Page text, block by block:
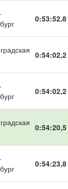
0:53:52,8
0:54:02,2
0:54:02,2
0:54:20,5
0:54:23,8